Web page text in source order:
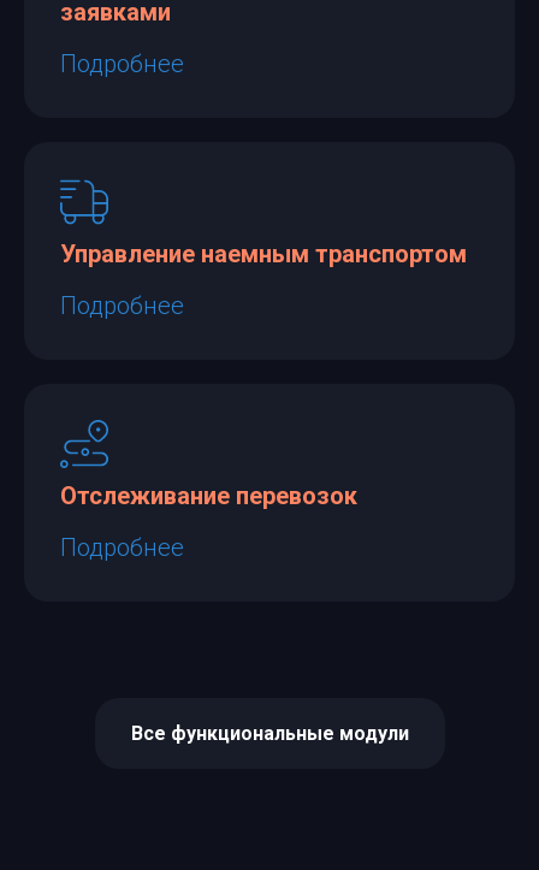
заявками
Подробнее
Управление наемным транспортом
Подробнее
Отслеживание перевозок
Подробнее
Все функциональные модули